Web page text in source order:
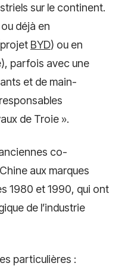
sur le continent.
déjà en
BYD) ou en
parfois avec une
et de main-
de Troie ».
co-
aux marques
1980 et 1990, qui ont
de l’industrie
particulières :